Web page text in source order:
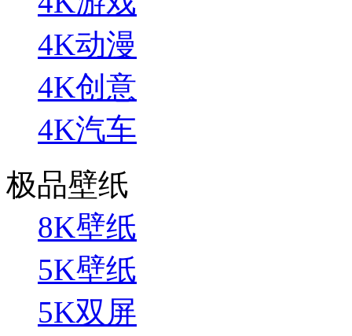
4K动漫
4K创意
4K汽车
极品壁纸
8K壁纸
5K壁纸
5K双屏